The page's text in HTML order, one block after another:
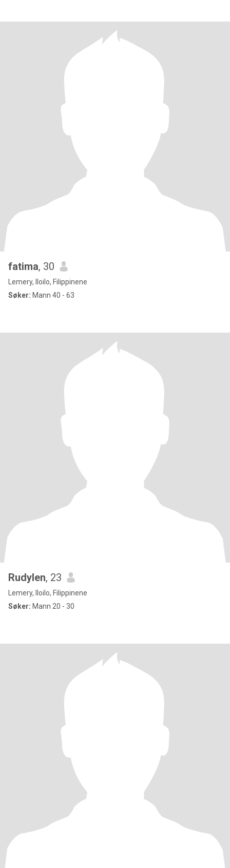
fatima, 30
Lemery, Iloilo, Filippinene
Søker: Mann 40 - 63
Rudylen, 23
Lemery, Iloilo, Filippinene
Søker: Mann 20 - 30